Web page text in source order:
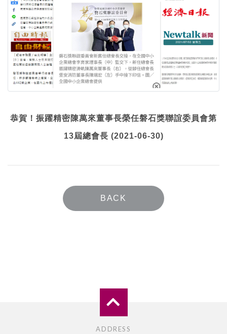
恭賀！振躍精密陳萬來董事長榮任磐石獎聯誼委員會第
13屆總會長 (2021-06-30)
BACK
ADDRESS